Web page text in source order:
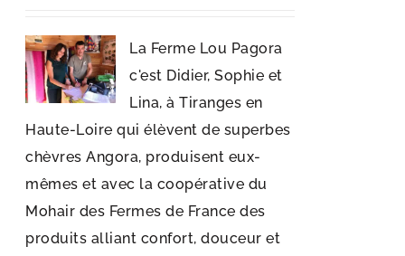
La Ferme Lou Pagora
c'est Didier, Sophie et
Lina, à Tiranges en
Haute-Loire qui élèvent de superbes
chèvres Angora, produisent eux-
mêmes et avec la coopérative du
Mohair des Fermes de France des
produits alliant confort, douceur et